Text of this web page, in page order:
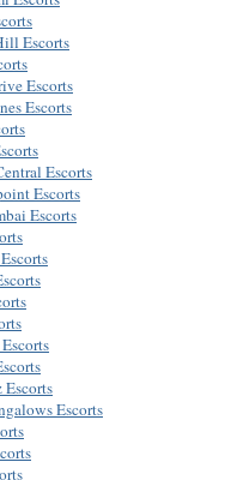
Escorts
Escorts
Escorts
Escorts
Escorts
Escorts
Escorts
Escorts